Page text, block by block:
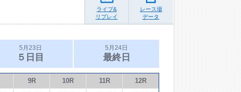
ライブ&
リプレイ
レース場
データ
5月23日
５日目
5月24日
最終日
9R 10R 11R 12R